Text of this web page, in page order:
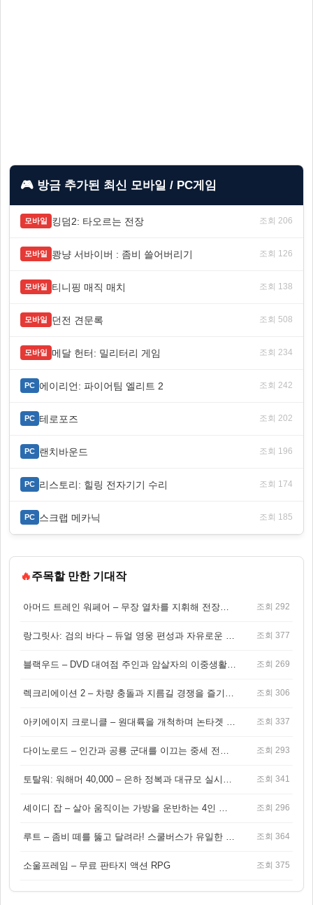
🎮 방금 추가된 최신 모바일 / PC게임
모바일 킹덤2: 타오르는 전장 조회 206
모바일 쾅냥 서바이버 : 좀비 쓸어버리기 조회 126
모바일 티니핑 매직 매치 조회 138
모바일 던전 견문록 조회 508
모바일 메달 헌터: 밀리터리 게임 조회 234
PC 에이리언: 파이어팀 엘리트 2 조회 242
PC 테로포즈 조회 202
PC 랜치바운드 조회 196
PC 리스토리: 힐링 전자기기 수리 조회 174
PC 스크랩 메카닉 조회 185
🔥주목할 만한 기대작
조회 292
조회 377
조회 269
조회 306
조회 337
조회 293
조회 341
조회 296
조회 364
소울프레임 – 무료 판타지 액션 RPG 조회 375